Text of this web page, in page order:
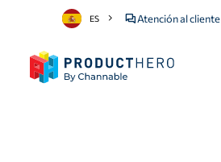
ES Atención al cliente